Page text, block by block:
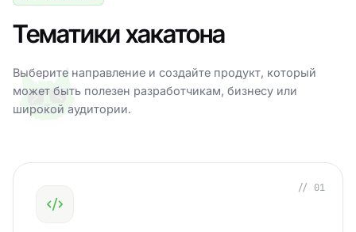
Тематики хакатона
Выберите направление и создайте продукт, который
может быть полезен разработчикам, бизнесу или
широкой аудитории.
// 01